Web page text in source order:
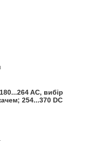
AC, вибір
254...370 DC